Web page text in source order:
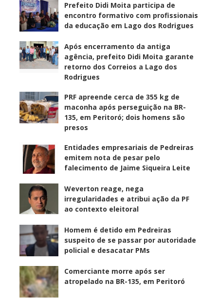
Prefeito Didi Moita participa de
encontro formativo com profissionais
da educação em Lago dos Rodrigues
Após encerramento da antiga
agência, prefeito Didi Moita garante
retorno dos Correios a Lago dos
Rodrigues
PRF apreende cerca de 355 kg de
maconha após perseguição na BR-
135, em Peritoró; dois homens são
presos
Entidades empresariais de Pedreiras
emitem nota de pesar pelo
falecimento de Jaime Siqueira Leite
Weverton reage, nega
irregularidades e atribui ação da PF
ao contexto eleitoral
Homem é detido em Pedreiras
suspeito de se passar por autoridade
policial e desacatar PMs
Comerciante morre após ser
atropelado na BR-135, em Peritoró